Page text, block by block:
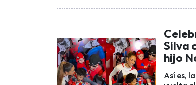
Silva
hijo
Así es,